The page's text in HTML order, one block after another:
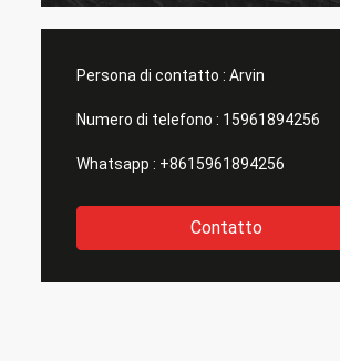
Persona di contatto : Arvin
Numero di telefono : 15961894256
Whatsapp : +8615961894256
Contatto